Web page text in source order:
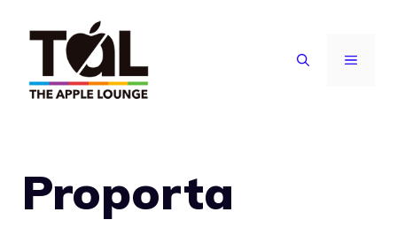
contenuto
MENU
Proporta